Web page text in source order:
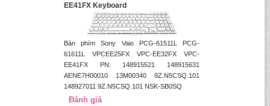
EE41FX Keyboard
Bàn phím Sony Vaio PCG-61511L PCG-
61611L VPCEE25FX VPC-EE32FX VPC-
EE41FX PN: 148915521 148915631
AENE7H00010 13M00340 9Z.N5CSQ.101
148927011 9Z.N5CSQ.101 NSK-SB0SQ
Đánh giá